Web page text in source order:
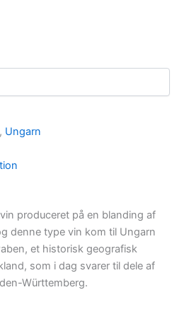
, Ungarn
produceret på en blanding af
denne type vin kom til Ungarn
et historisk geografisk
som i dag svarer til dele af
Württemberg.